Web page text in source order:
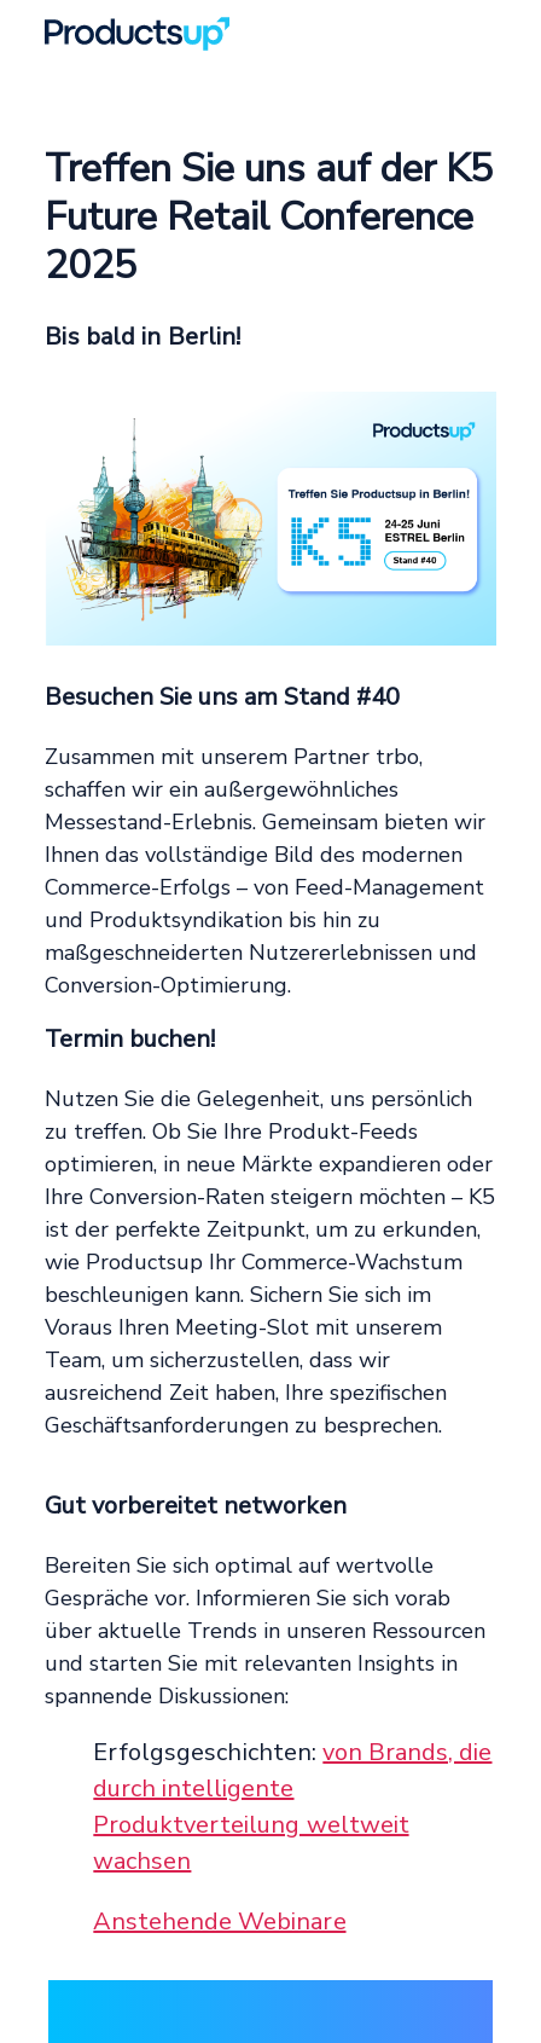
Treffen Sie uns auf der K5
Future Retail Conference
2025
Bis bald in Berlin!
Besuchen Sie uns am Stand #40
Zusammen mit unserem Partner trbo,
schaffen wir ein außergewöhnliches
Messestand-Erlebnis. Gemeinsam bieten wir
Ihnen das vollständige Bild des modernen
Commerce-Erfolgs – von Feed-Management
und Produktsyndikation bis hin zu
maßgeschneiderten Nutzererlebnissen und
Conversion-Optimierung.
Termin buchen!
Nutzen Sie die Gelegenheit, uns persönlich
zu treffen. Ob Sie Ihre Produkt-Feeds
optimieren, in neue Märkte expandieren oder
Ihre Conversion-Raten steigern möchten – K5
ist der perfekte Zeitpunkt, um zu erkunden,
wie Productsup Ihr Commerce-Wachstum
beschleunigen kann. Sichern Sie sich im
Voraus Ihren Meeting-Slot mit unserem
Team, um sicherzustellen, dass wir
ausreichend Zeit haben, Ihre spezifischen
Geschäftsanforderungen zu besprechen.
Gut vorbereitet networken
Bereiten Sie sich optimal auf wertvolle
Gespräche vor. Informieren Sie sich vorab
über aktuelle Trends in unseren Ressourcen
und starten Sie mit relevanten Insights in
spannende Diskussionen:
Erfolgsgeschichten:von Brands, die
durch intelligente
Produktverteilung weltweit
wachsen
Anstehende Webinare